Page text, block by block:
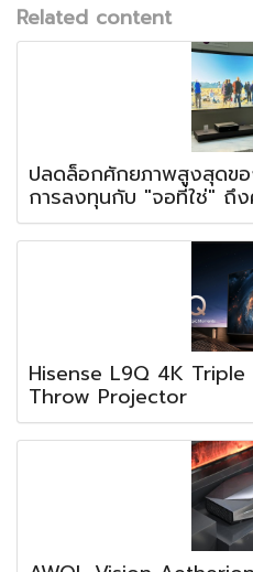
Related content
ปลดล็อกศักยภาพสูงสุดขอ
การลงทุนกับ "จอที่ใช่" ถึ
Hisense L9Q 4K
Throw Projector